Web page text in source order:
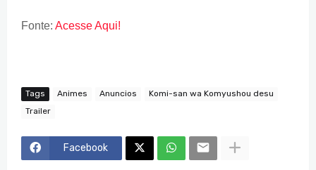
Fonte: Acesse Aqui!
Tags Animes Anuncios
Komi-san wa Komyushou desu
Trailer
Facebook